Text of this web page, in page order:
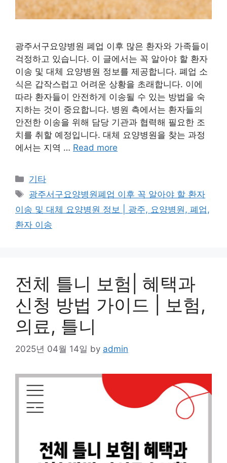
광주서구요양병원 폐업 이후 많은 환자와 가족들이
걱정하고 있습니다. 이 글에서는 꼭 알아야 할 환자
이송 및 대체 요양병원 정보를 제공합니다. 폐업 소
식은 갑작스럽고 어려운 상황을 초래합니다. 이에
따라 환자들이 안전하게 이송될 수 있는 방법을 숙
지하는 것이 중요합니다. 병원 측에서는 환자들의
안전한 이송을 위해 담당 기관과 협력해 필요한 조
치를 취할 예정입니다. 대체 요양병원을 찾는 과정
에서는 지역 … Read more
Categories
기타
Tags
광주서구요양병원폐업 이후 꼭 알아야 할 환자
이송 및 대체 요양병원 정보 | 광주, 요양병원, 폐업,
환자 이송
전체 틀니 보험| 혜택과
신청 방법 가이드 | 보험,
의료, 틀니
2025년 04월 14일 by admin